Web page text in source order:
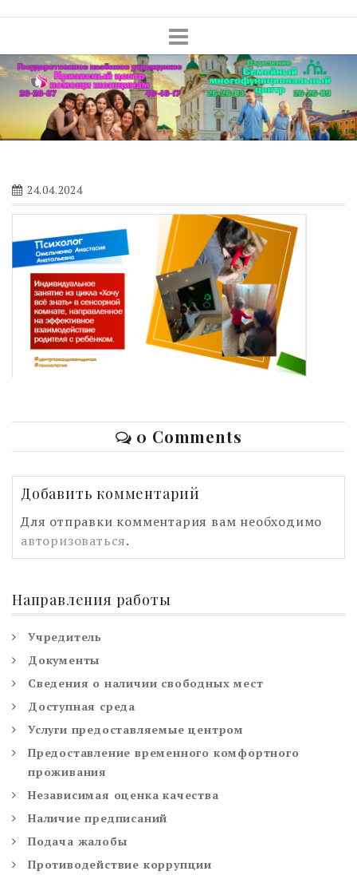
24.04.2024
0 Comments
Добавить комментарий
Для отправки комментария вам необходимо
авторизоваться.
Направления работы
Учредитель
Документы
Сведения о наличии свободных мест
Доступная среда
Услуги предоставляемые центром
Предоставление временного комфортного
проживания
Независимая оценка качества
Наличие предписаний
Подача жалобы
Противодействие коррупции